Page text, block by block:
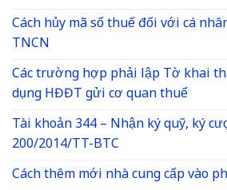
Cách hủy mã số thuế đối với cá
TNCN
Các trường hợp phải lập Tờ khai
dụng HĐĐT gửi cơ quan thuế
Tài khoản 344 – Nhận ký quỹ, ký
200/2014/TT-BTC
Cách thêm mới nhà cung cấp vào